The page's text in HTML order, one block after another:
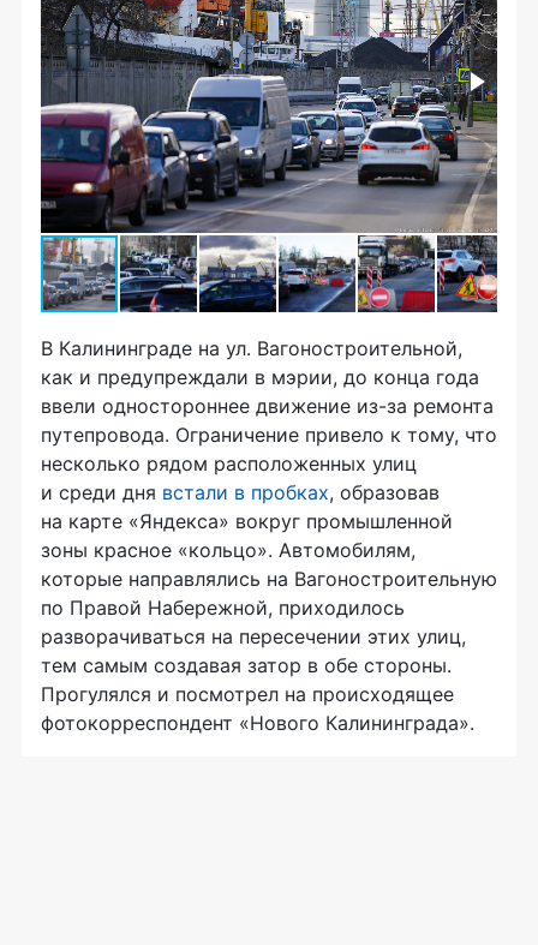
В Калининграде на ул. Вагоностроительной,
как и предупреждали в мэрии, до конца года
ввели одностороннее движение из-за ремонта
путепровода. Ограничение привело к тому, что
несколько рядом расположенных улиц
и среди дня встали в пробках, образовав
на карте «Яндекса» вокруг промышленной
зоны красное «кольцо». Автомобилям,
которые направлялись на Вагоностроительную
по Правой Набережной, приходилось
разворачиваться на пересечении этих улиц,
тем самым создавая затор в обе стороны.
Прогулялся и посмотрел на происходящее
фотокорреспондент «Нового Калининграда».